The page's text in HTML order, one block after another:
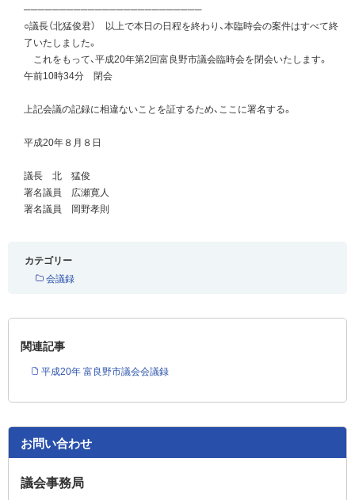
─────────────────────────
○議長（北猛俊君） 以上で本日の日程を終わり、本臨時会の案件はすべて終
了いたしました。
これをもって、平成20年第2回富良野市議会臨時会を閉会いたします。
午前10時34分 閉会
上記会議の記録に相違ないことを証するため、ここに署名する。
平成20年８月８日
議長 北 猛俊
署名議員 広瀬寛人
署名議員 岡野孝則
カテゴリー
会議録
関連記事
平成20年 富良野市議会会議録
お問い合わせ
議会事務局